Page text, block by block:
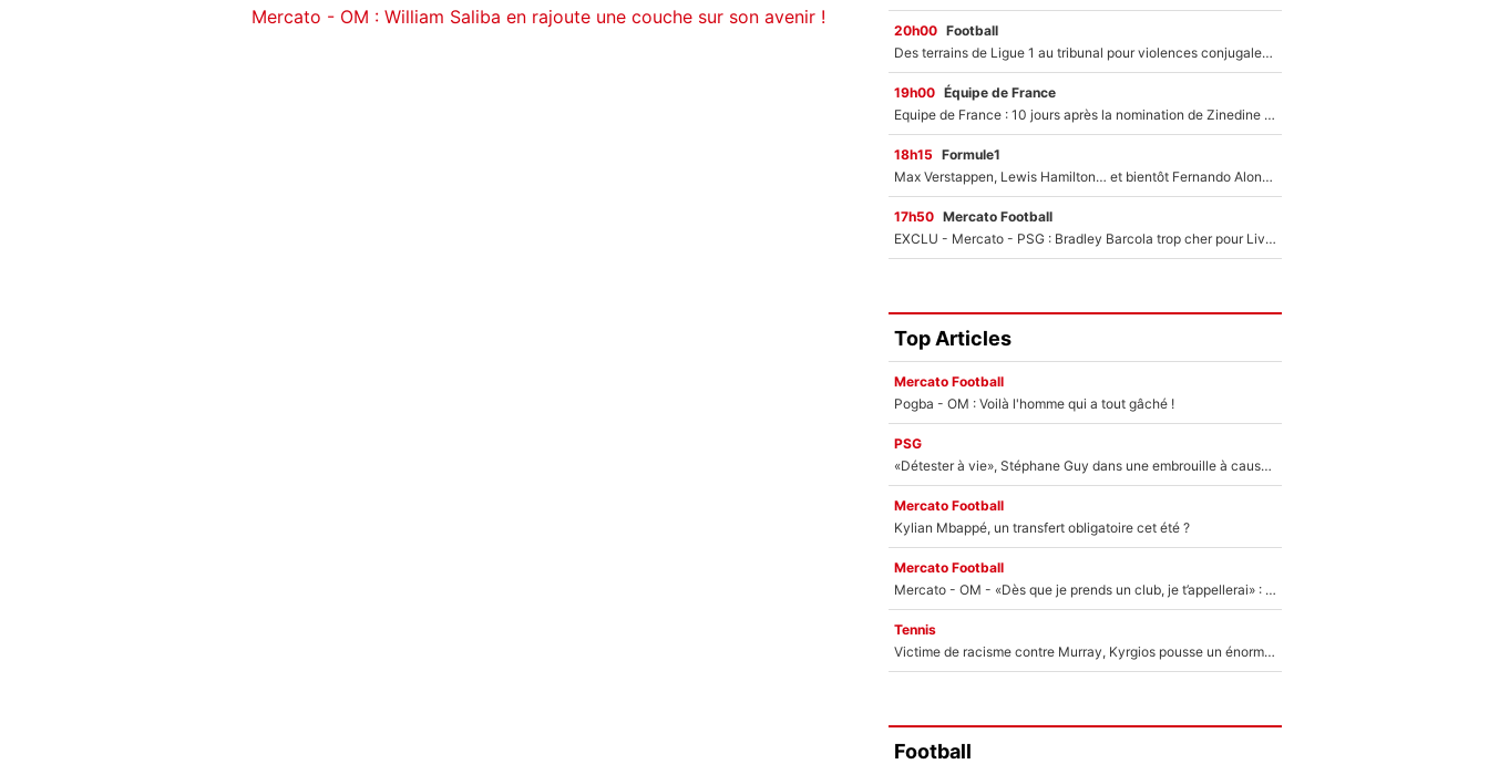
Mercato - OM : William Saliba en rajoute une couche sur son avenir !
20h00 Football
Des terrains de Ligue 1 au tribunal pour violences conjugales : Un arbitre français encourt une peine de 18 mois de prison !
19h00 Équipe de France
Equipe de France : 10 jours après la nomination de Zinedine Zidane, c'est au tour de son fils de prendre un nouveau départ !
18h15 Formule1
Max Verstappen, Lewis Hamilton… et bientôt Fernando Alonso ? Le classement des pilotes les mieux payés en Formule 1 risque de changer !
17h50 Mercato Football
EXCLU - Mercato - PSG : Bradley Barcola trop cher pour Liverpool
Top Articles
Mercato Football
Pogba - OM : Voilà l'homme qui a tout gâché !
PSG
«Détester à vie», Stéphane Guy dans une embrouille à cause du PSG !
Mercato Football
Kylian Mbappé, un transfert obligatoire cet été ?
Mercato Football
Mercato - OM - «Dès que je prends un club, je t’appellerai» : La promesse de Marcelino au moment de claquer la porte
Tennis
Victime de racisme contre Murray, Kyrgios pousse un énorme coup de gueule !
Football